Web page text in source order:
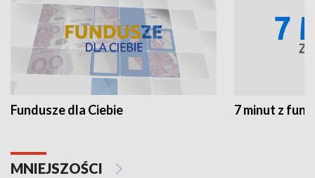
Fundusze dla Ciebie 7 minut z
MNIEJSZOŚCI